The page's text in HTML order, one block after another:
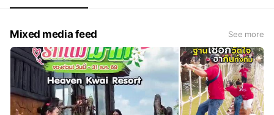
Mixed media feed See more